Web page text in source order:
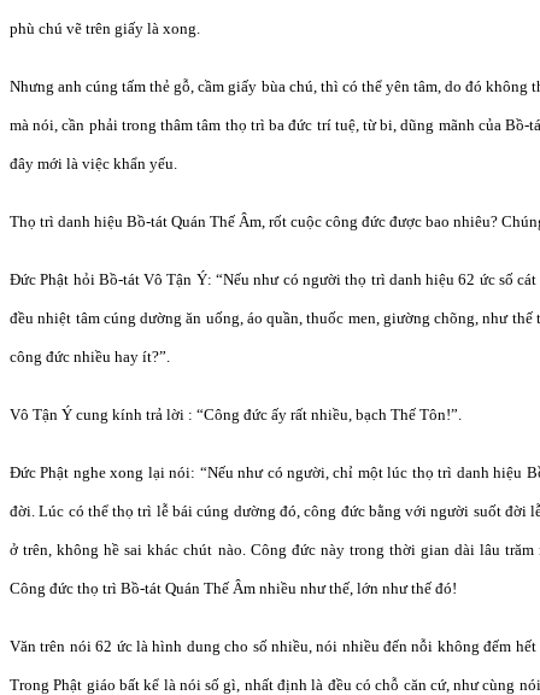
phù chú vẽ trên giấy là xong.
Nhưng anh cúng tấm thẻ gỗ, cầm giấy bùa chú, thì có thể yên tâm, do đó không
mà nói, cần phải trong thâm tâm thọ trì ba đức trí tuệ, từ bi, dũng mãnh của Bồ-
đây mới là việc khẩn yếu.
Thọ trì danh hiệu Bồ-tát Quán Thế Âm, rốt cuộc công đức được bao nhiêu?
Đức Phật hỏi Bồ-tát Vô Tận Ý: “Nếu như có người thọ trì danh hiệu 62 ức số
đều nhiệt tâm cúng dường ăn uống, áo quần, thuốc men, giường chõng, như
công đức nhiều hay ít?”.
Vô Tận Ý cung kính trả lời : “Công đức ấy rất nhiều, bạch Thế Tôn!”.
Đức Phật nghe xong lại nói: “Nếu như có người, chỉ một lúc thọ trì danh hiệu
đời. Lúc có thể thọ trì lễ bái cúng dường đó, công đức bằng với người suốt đời
ở trên, không hề sai khác chút nào. Công đức này trong thời gian dài lâu
Công đức thọ trì Bồ-tát Quán Thế Âm nhiều như thế, lớn như thế đó!
Văn trên nói 62 ức là hình dung cho số nhiều, nói nhiều đến nỗi không đếm
Trong Phật giáo bất kể là nói số gì, nhất định là đều có chỗ căn cứ, như cùng